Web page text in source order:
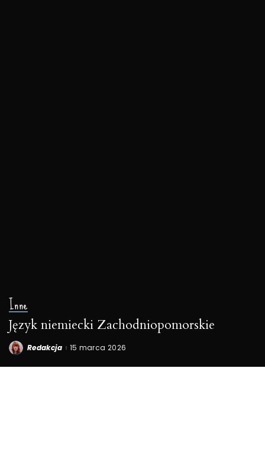
Inne
Język niemiecki Zachodniopomorskie
Posted
Redakcja 15 marca 2026